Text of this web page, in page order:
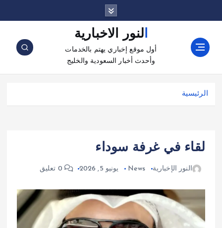
ز
النور الاخبارية
أول موقع إخباري يهتم بالخدمات
وأحدث أخبار السعودية والخليج
الرئيسية
لقاء في غرفة سوداء
النور الإخبارية News يونيو 5, 2026 0 تعليق